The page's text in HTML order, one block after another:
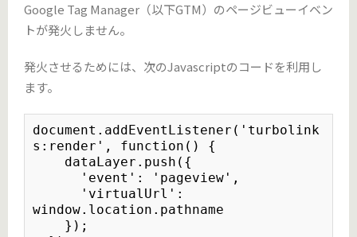
Google Tag Manager（以下GTM）のページビューイベン
トが発火しません。
発火させるためには、次のJavascriptのコードを利用し
ます。
document.addEventListener('turbolink
s:render', function() {
window.location.pathname